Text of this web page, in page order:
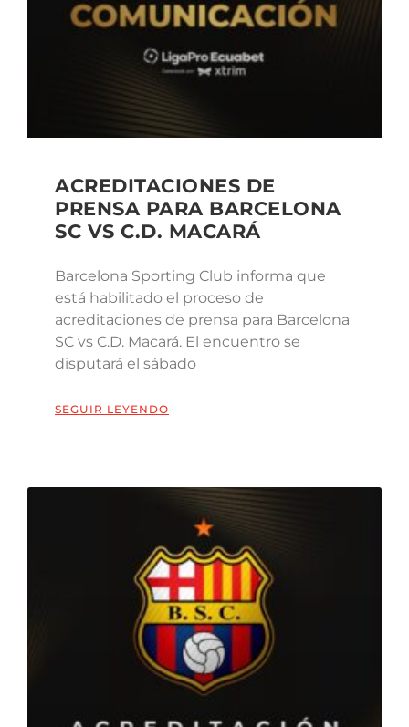
ACREDITACIONES DE
PRENSA PARA BARCELONA
SC VS C.D. MACARÁ
Barcelona Sporting Club informa que
está habilitado el proceso de
acreditaciones de prensa para Barcelona
SC vs C.D. Macará. El encuentro se
disputará el sábado
SEGUIR LEYENDO